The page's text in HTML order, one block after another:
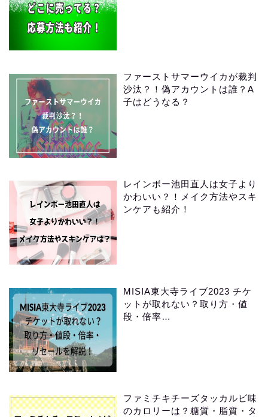
ファーストサマーウイカが裁判
沙汰？！偽アカウントは誰？A
子はどうなる？
レインボー池田直人は女子より
かわいい？！メイク方法やスキ
ンケアも紹介！
MISIA東大寺ライブ2023 チケ
ットが取れない？取り方・値
段・倍率…
ファミチキチーズタッカルビ味
のカロリーは？糖質・脂質・タ